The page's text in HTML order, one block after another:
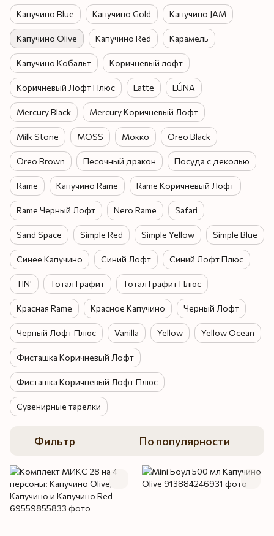
Капучино Blue Капучино Gold Капучино JAM
Капучино Olive Капучино Red Карамель
Капучино Кобальт Коричневый лофт
Коричневый Лофт Плюс Latte LÚNA
Mercury Black Mercury Коричневый Лофт
Milk Stone MOSS Мокко Oreo Black
Oreo Brown Песочный дракон Посуда с деколью
Rame Капучино Rame Rame Коричневый Лофт
Rame Черный Лофт Nero Rame Safari
Sand Space Simple Red Simple Yellow Simple Blue
Синее Капучино Синий Лофт Синий Лофт Плюс
TIN' Тотал Графит Тотал Графит Плюс
Красная Rame Красное Капучино Черный Лофт
Черный Лофт Плюс Vanilla Yellow Yellow Ocean
Фисташка Коричневый Лофт
Фисташка Коричневый Лофт Плюс
Сувенирные тарелки
Фильтр По популярности